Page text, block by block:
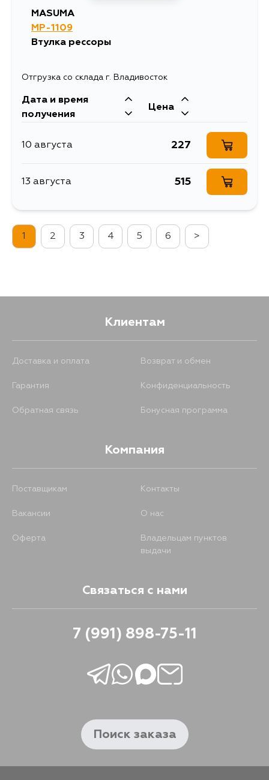
MASUMA
MP-1109
Втулка рессоры
Отгрузка со склада г. Владивосток
Дата и время
получения
Цена
10 августа 227
13 августа 515
1 2 3 4 5 6 >
Клиентам
Доставка и оплата Возврат и обмен
Гарантия Конфиденциальность
Обратная связь Бонусная программа
Компания
Поставщикам Контакты
Вакансии О нас
Оферта
Владельцам пунктов
выдачи
Связаться с нами
7 (991) 898-75-11
Поиск заказа